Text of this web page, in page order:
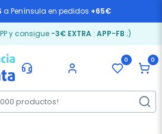
a Península en pedidos +65€
y consigue -3€ EXTRA: APP-FB ;)
0 0